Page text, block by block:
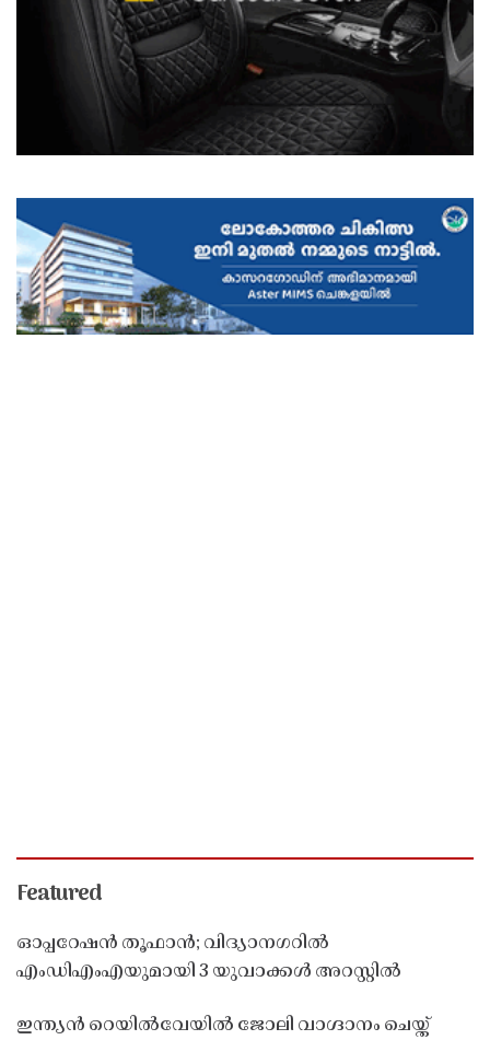
Featured
ഓപ്പറേഷൻ തൂഫാൻ; വിദ്യാനഗറിൽ
എംഡിഎംഎയുമായി 3 യുവാക്കൾ അറസ്റ്റിൽ
ഇന്ത്യൻ റെയിൽവേയിൽ ജോലി വാഗ്ദാനം ചെയ്ത്